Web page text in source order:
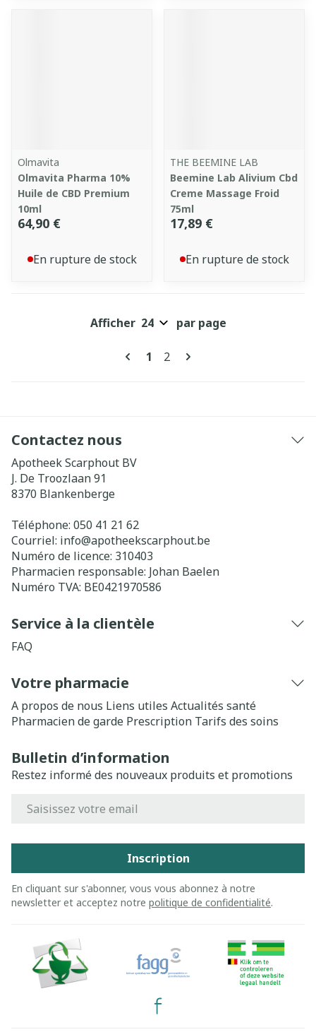
Olmavita
Olmavita Pharma 10%
Huile de CBD Premium
10ml
64,90 €
En rupture de stock
THE BEEMINE LAB
Beemine Lab Alivium Cbd
Creme Massage Froid
75ml
17,89 €
En rupture de stock
Pages
Vous lisez actuellement la
1 Page
2
Afficher par page
Contactez nous
Apotheek Scarphout BV
J. De Troozlaan 91
8370 Blankenberge
Téléphone: 050 41 21 62
Courriel: info@apotheekscarphout.be
Numéro de licence: 310403
Pharmacien responsable: Johan Baelen
Numéro TVA: BE0421970586
Service à la clientèle
FAQ
Votre pharmacie
A propos de nous Liens utiles Actualités santé
Pharmacien de garde Prescription Tarifs des soins
Bulletin d’information
Restez informé des nouveaux produits et promotions
Inscription
En cliquant sur s'abonner, vous vous abonnez à notre
newsletter et acceptez notre politique de confidentialité.